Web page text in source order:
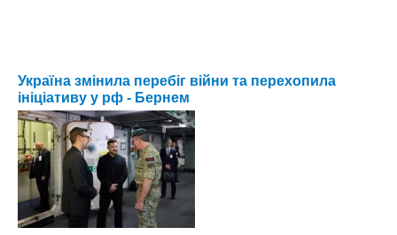
Україна змінила перебіг війни та перехопила
ініціативу у рф - Бернем